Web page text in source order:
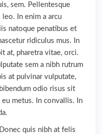
sem. Pellentesque
leo. In enim a arcu
natoque penatibus et
ridiculus mus. In
at, pharetra vitae, orci.
sem a nibh rutrum
at pulvinar vulputate,
odio risus sit
metus. In convallis. In
quis nibh at felis